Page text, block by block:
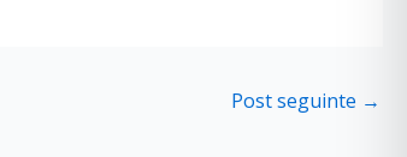
Post seguinte →